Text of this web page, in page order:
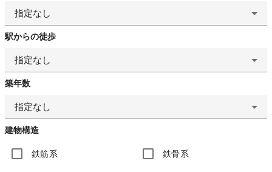
指定なし
駅からの徒歩
指定なし
築年数
指定なし
建物構造
鉄筋系 鉄骨系